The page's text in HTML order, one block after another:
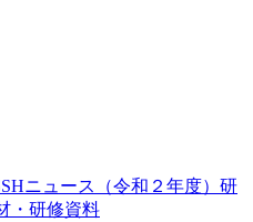
ニュース（令和２年度） 研
・研修資料